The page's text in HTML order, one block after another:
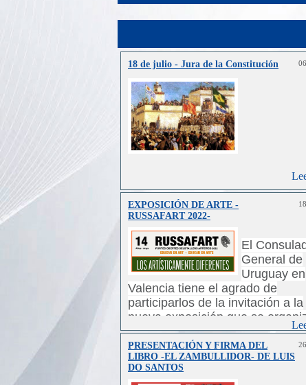
18 de julio - Jura de la Constitución
EXPOSICIÓN DE ARTE -
RUSSAFART 2022-
El
General de
Uruguay en
Valencia tiene el agrado de
participarlos de la invitación a la
nueva exposición que se
elespacio artístico Coworkshop
Spain,dentro de la Bienal de
RUSSAFART 2022.
Contará con la presencia de
PRESENTACIÓN Y FIRMA DEL
LIBRO -EL ZAMBULLIDOR- DE LUIS
DO SANTOS